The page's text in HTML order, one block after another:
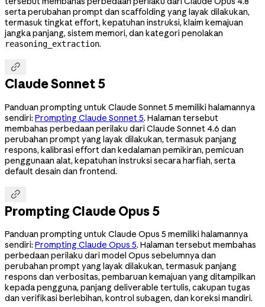
serta perubahan prompt dan scaffolding yang layak dilakukan,
termasuk tingkat effort, kepatuhan instruksi, klaim kemajuan
jangka panjang, sistem memori, dan kategori penolakan
reasoning_extraction.

Claude Sonnet 5
Panduan prompting untuk Claude Sonnet 5 memiliki halamannya
sendiri: Prompting Claude Sonnet 5. Halaman tersebut
membahas perbedaan perilaku dari Claude Sonnet 4.6 dan
perubahan prompt yang layak dilakukan, termasuk panjang
respons, kalibrasi effort dan kedalaman pemikiran, pemicuan
penggunaan alat, kepatuhan instruksi secara harfiah, serta
default desain dan frontend.

Prompting Claude Opus 5
Panduan prompting untuk Claude Opus 5 memiliki halamannya
sendiri: Prompting Claude Opus 5. Halaman tersebut membahas
perbedaan perilaku dari model Opus sebelumnya dan
perubahan prompt yang layak dilakukan, termasuk panjang
respons dan verbositas, pembaruan kemajuan yang ditampilkan
kepada pengguna, panjang deliverable tertulis, cakupan tugas
dan verifikasi berlebihan, kontrol subagen, dan koreksi mandiri.